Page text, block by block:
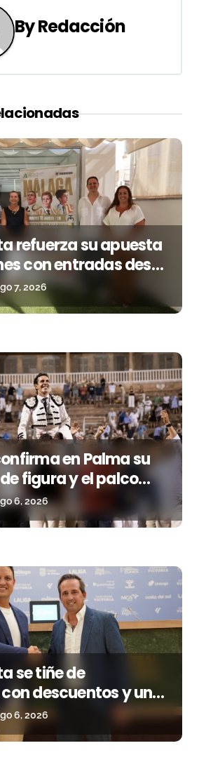
ByRedacción
refuerza su apuesta
con entradas desde
7, 2026
en Palma su
figura y el palco
a Roca Rey
6, 2026
se tiñe de
descuentos y una
al Málaga CF
6, 2026